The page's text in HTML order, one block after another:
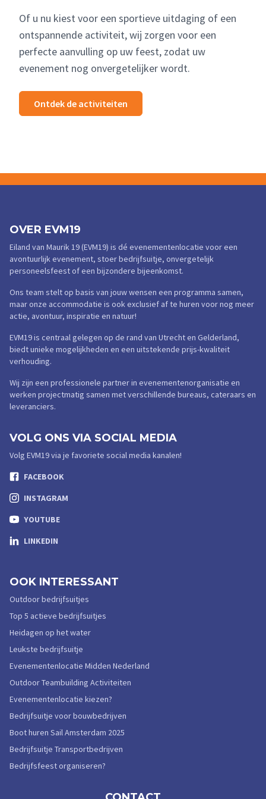
Of u nu kiest voor een sportieve uitdaging of een
ontspannende activiteit, wij zorgen voor een
perfecte aanvulling op uw feest, zodat uw
evenement nog onvergetelijker wordt.
Ontdek de activiteiten
OVER EVM19
Eiland van Maurik 19 (EVM19) is dé evenementenlocatie voor een
avontuurlijk evenement, stoer bedrijfsuitje, onvergetelijk
personeelsfeest of een bijzondere bijeenkomst.
Ons team stelt op basis van jouw wensen een programma samen,
maar onze accommodatie is ook exclusief af te huren voor nog meer
actie, avontuur, inspiratie en natuur!
EVM19 is centraal gelegen op de rand van Utrecht en Gelderland,
biedt unieke mogelijkheden en een uitstekende prijs-kwaliteit
verhouding.
Wij zijn een professionele partner in evenementenorganisatie en
werken projectmatig samen met verschillende bureaus, cateraars en
leveranciers.
VOLG ONS VIA SOCIAL MEDIA
Volg EVM19 via je favoriete social media kanalen!
FACEBOOK
INSTAGRAM
YOUTUBE
LINKEDIN
OOK INTERESSANT
Outdoor bedrijfsuitjes
Top 5 actieve bedrijfsuitjes
Heidagen op het water
Leukste bedrijfsuitje
Evenementenlocatie Midden Nederland
Outdoor Teambuilding Activiteiten
Evenementenlocatie kiezen?
Bedrijfsuitje voor bouwbedrijven
Boot huren Sail Amsterdam 2025
Bedrijfsuitje Transportbedrijven
Bedrijfsfeest organiseren?